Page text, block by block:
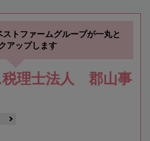
ストファームグループが一丸と
アップします
理士法人 郡山事